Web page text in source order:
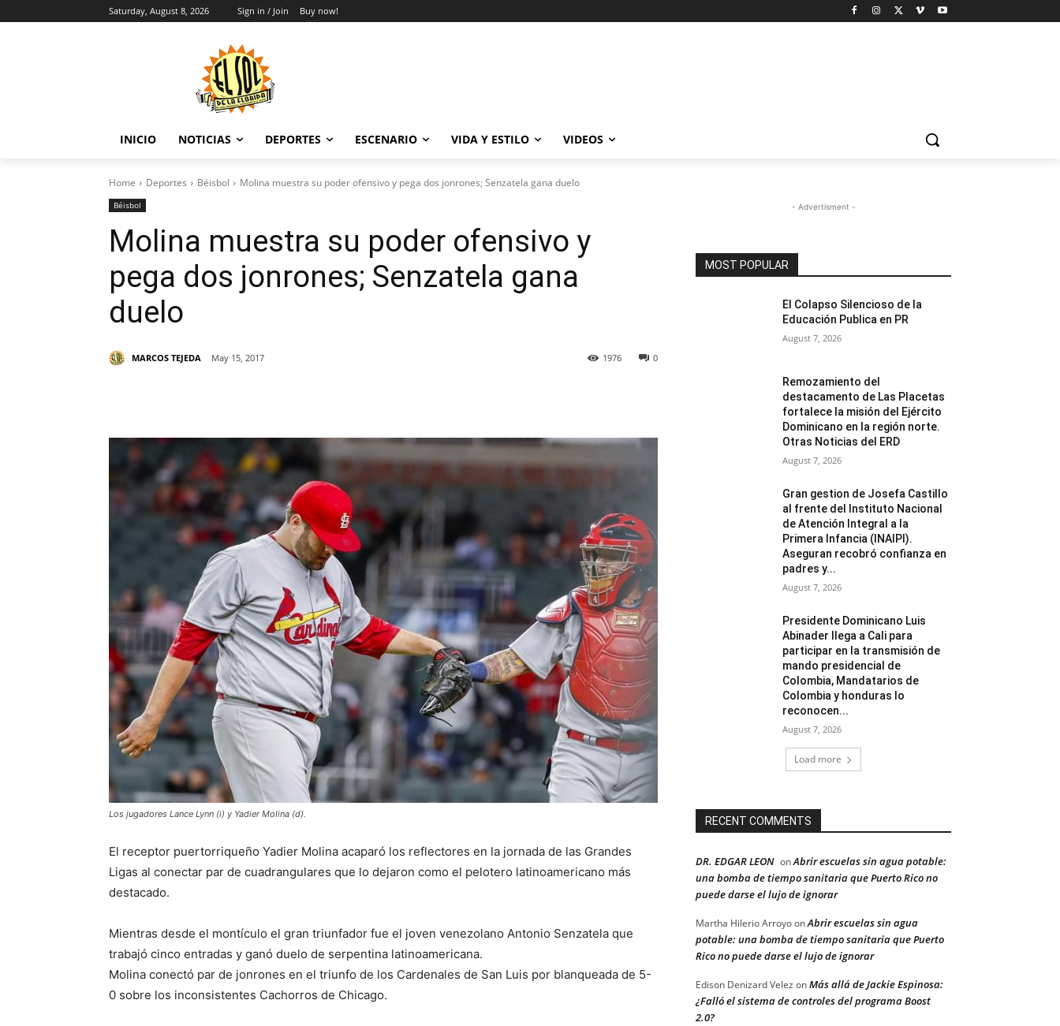
Saturday, August 8, 2026 Sign in / Join Buy now!
INICIO NOTICIAS DEPORTES ESCENARIO VIDA Y ESTILO VIDEOS
Home Deportes Béisbol Molina muestra su poder ofensivo y pega dos jonrones; Senzatela gana duelo
Béisbol
Molina muestra su poder ofensivo y
pega dos jonrones; Senzatela gana
duelo
MARCOS TEJEDA May 15, 2017 0
1976
Los jugadores Lance Lynn (i) y Yadier Molina (d).
El receptor puertorriqueño Yadier Molina acaparó los reflectores en la jornada de las Grandes
Ligas al conectar par de cuadrangulares que lo dejaron como el pelotero latinoamericano más
destacado.
Mientras desde el montículo el gran triunfador fue el joven venezolano Antonio Senzatela que
trabajó cinco entradas y ganó duelo de serpentina latinoamericana.
Molina conectó par de jonrones en el triunfo de los Cardenales de San Luis por blanqueada de 5-
0 sobre los inconsistentes Cachorros de Chicago.
- Advertisment -
MOST POPULAR
El Colapso Silencioso de la
Educación Publica en PR
August 7, 2026
Remozamiento del
destacamento de Las Placetas
fortalece la misión del Ejército
Dominicano en la región norte.
Otras Noticias del ERD
August 7, 2026
Gran gestion de Josefa Castillo
al frente del Instituto Nacional
de Atención Integral a la
Primera Infancia (INAIPI).
Aseguran recobró confianza en
padres y...
August 7, 2026
Presidente Dominicano Luis
Abinader llega a Cali para
participar en la transmisión de
mando presidencial de
Colombia, Mandatarios de
Colombia y honduras lo
reconocen...
August 7, 2026
Load more
RECENT COMMENTS
DR. EDGAR LEON onAbrir escuelas sin agua potable:
una bomba de tiempo sanitaria que Puerto Rico no
puede darse el lujo de ignorar
Martha Hilerio ArroyoonAbrir escuelas sin agua
potable: una bomba de tiempo sanitaria que Puerto
Rico no puede darse el lujo de ignorar
Edison Denizard Velez onMás allá de Jackie Espinosa:
¿Falló el sistema de controles del programa Boost
2.0?